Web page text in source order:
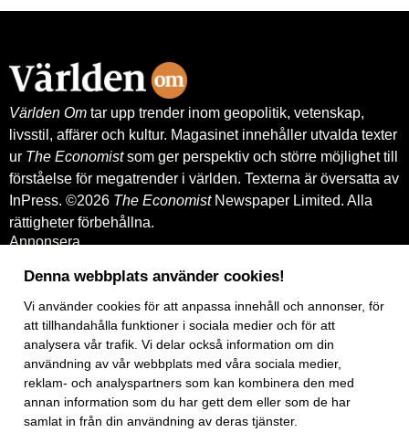
Exportkreditnämnden, EKN.
Världen Om tar upp trender inom geopolitik, vetenskap,
livsstil, affärer och kultur. Magasinet innehåller utvalda texter
ur The Economistsom ger perspektiv och större möjlighet till
förståelse för megatrender i världen. Texterna är översatta av
InPress. ©2026 The EconomistNewspaper Limited. Alla
rättigheter förbehållna.
Annonsera
Kontakt
Köp tidigare nummer
www.inpress.com
E-tidningen
Om cookies
Vår integritetspolicy
Prenumerationsvillkor
E-tidningen
Facebook
Denna webbplats använder cookies!
Vi använder cookiesför att anpassa innehåll och annonser, för
att tillhandahålla funktioner i sociala medier och för att
analysera vår trafik. Vi delar också information om din
användning av vår webbplats med våra sociala medier,
reklam- och analyspartners som kan kombinera den med
annan information som du har gett dem eller som de har
samlat in från din användning av deras tjänster.